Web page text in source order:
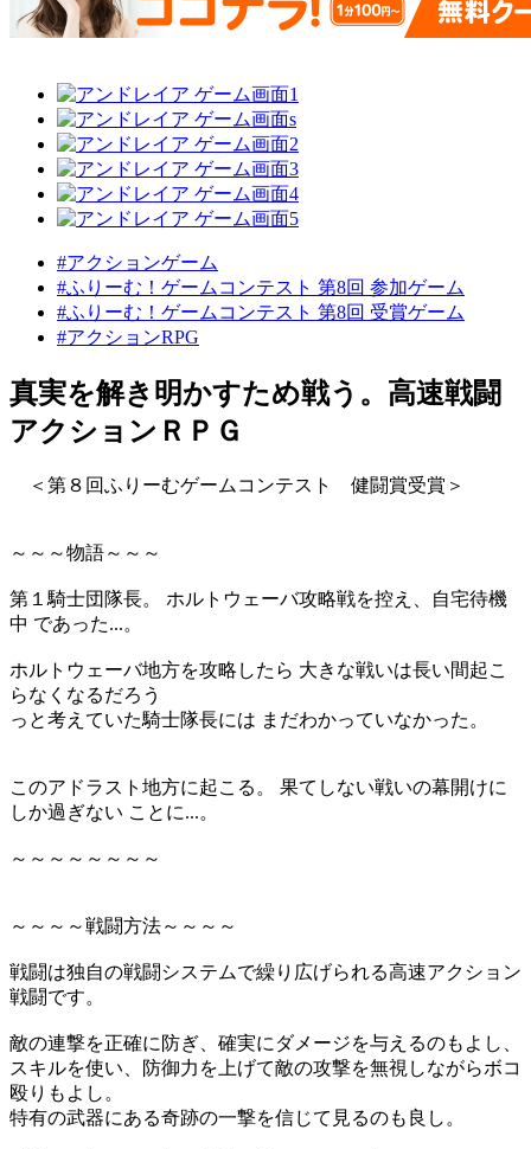
#アクションゲーム
#ふりーむ！ゲームコンテスト 第8回 参加ゲーム
#ふりーむ！ゲームコンテスト 第8回 受賞ゲーム
#アクションRPG
真実を解き明かすため戦う。高速戦闘
アクションＲＰＧ
＜第８回ふりーむゲームコンテスト 健闘賞受賞＞
～～～物語～～～
第１騎士団隊長。 ホルトウェーバ攻略戦を控え、自宅待機
中 であった...。
ホルトウェーバ地方を攻略したら 大きな戦いは長い間起こ
らなくなるだろう
っと考えていた騎士隊長には まだわかっていなかった。
このアドラスト地方に起こる。 果てしない戦いの幕開けに
しか過ぎない ことに...。
～～～～～～～～
～～～～戦闘方法～～～～
戦闘は独自の戦闘システムで繰り広げられる高速アクション
戦闘です。
敵の連撃を正確に防ぎ、確実にダメージを与えるのもよし、
スキルを使い、防御力を上げて敵の攻撃を無視しながらボコ
殴りもよし。
特有の武器にある奇跡の一撃を信じて見るのも良し。